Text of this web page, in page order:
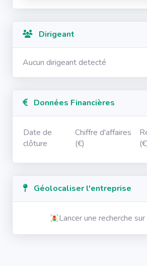
Dirigeant
Aucun dirigeant detecté
Données Financières
Date de
clôture
Chiffre d'affaires
(€)
Géolocaliser l'entreprise
Lancer une recherche sur